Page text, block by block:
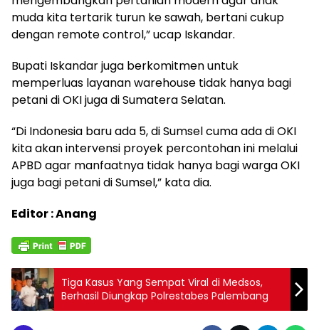
muda kita tertarik turun ke sawah, bertani cukup
dengan remote control,” ucap Iskandar.
Bupati Iskandar juga berkomitmen untuk
memperluas layanan warehouse tidak hanya bagi
petani di OKI juga di Sumatera Selatan.
“Di Indonesia baru ada 5, di Sumsel cuma ada di OKI
kita akan intervensi proyek percontohan ini melalui
APBD agar manfaatnya tidak hanya bagi warga OKI
juga bagi petani di Sumsel,” kata dia.
Editor : Anang
Tiga Kasus Yang Sempat Viral di Medsos,
Berhasil Diungkap Polrestabes Palembang